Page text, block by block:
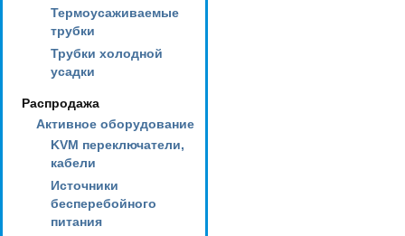
Термоусаживаемые
трубки
Трубки холодной
усадки
Распродажа
Активное оборудование
KVM переключатели,
кабели
Источники
бесперебойного
питания